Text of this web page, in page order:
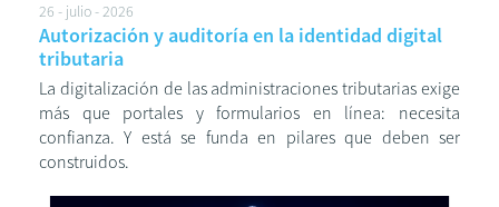
26 - julio - 2026
Autorización y auditoría en la identidad digital
tributaria
La digitalización de las administraciones tributarias exige
más que portales y formularios en línea: necesita
confianza. Y está se funda en pilares que deben ser
construidos.